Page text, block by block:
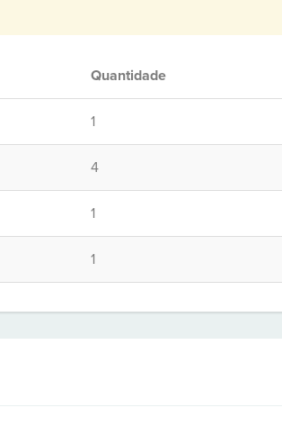
Quantidade
1
4
1
1